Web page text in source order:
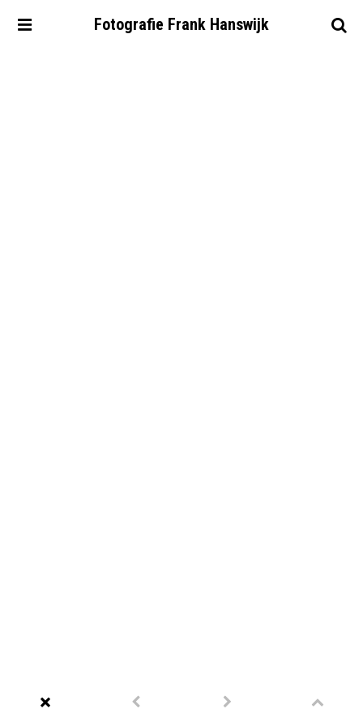
Fotografie Frank Hanswijk